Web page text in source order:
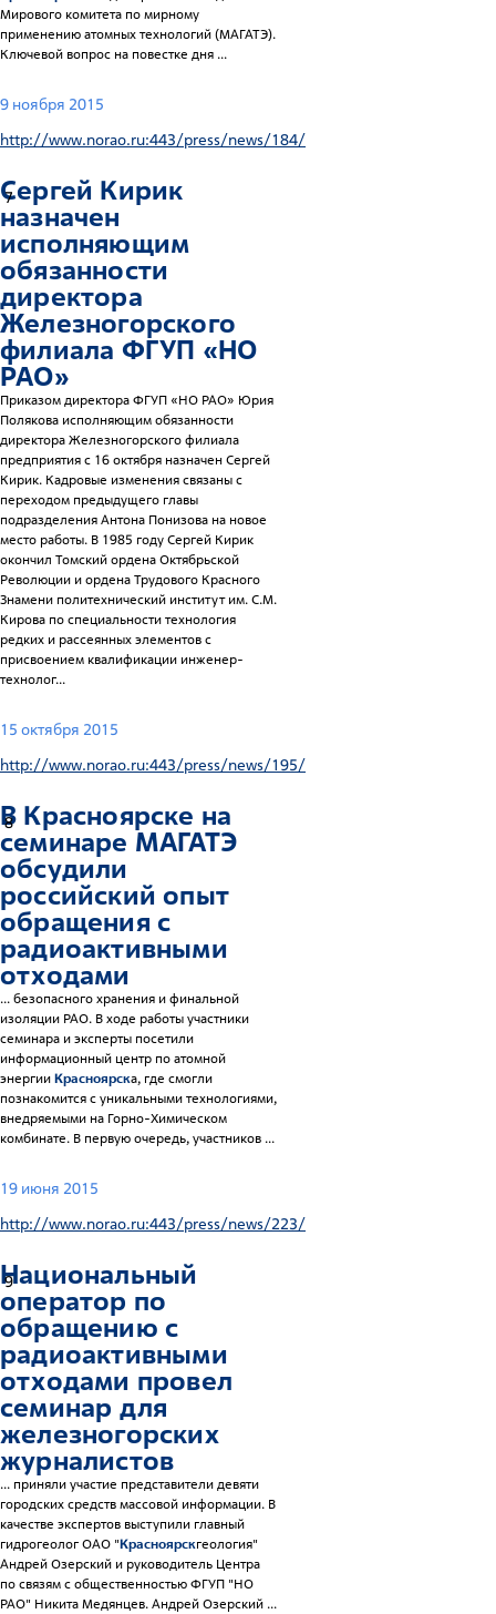
Мирового комитета по мирному
применению атомных технологий (МАГАТЭ).
Ключевой вопрос на повестке дня ...
9 ноября 2015
http://www.norao.ru:443/press/news/184/
7
Сергей Кирик
назначен
исполняющим
обязанности
директора
Железногорского
филиала ФГУП «НО
РАО»
Приказом директора ФГУП «НО РАО» Юрия
Полякова исполняющим обязанности
директора Железногорского филиала
предприятия с 16 октября назначен Сергей
Кирик. Кадровые изменения связаны с
переходом предыдущего главы
подразделения Антона Понизова на новое
место работы. В 1985 году Сергей Кирик
окончил Томский ордена Октябрьской
Революции и ордена Трудового Красного
Знамени политехнический институт им. С.М.
Кирова по специальности технология
редких и рассеянных элементов с
присвоением квалификации инженер-
технолог...
15 октября 2015
http://www.norao.ru:443/press/news/195/
8
В Красноярске на
семинаре МАГАТЭ
обсудили
российский опыт
обращения с
радиоактивными
отходами
... безопасного хранения и финальной
изоляции РАО. В ходе работы участники
семинара и эксперты посетили
информационный центр по атомной
энергииКрасноярска, где смогли
познакомится с уникальными технологиями,
внедряемыми на Горно-Химическом
комбинате. В первую очередь, участников ...
19 июня 2015
http://www.norao.ru:443/press/news/223/
9
Национальный
оператор по
обращению с
радиоактивными
отходами провел
семинар для
железногорских
журналистов
... приняли участие представители девяти
городских средств массовой информации. В
качестве экспертов выступили главный
гидрогеолог ОАО "Красноярскгеология"
Андрей Озерский и руководитель Центра
по связям с общественностью ФГУП "НО
РАО" Никита Медянцев. Андрей Озерский ...